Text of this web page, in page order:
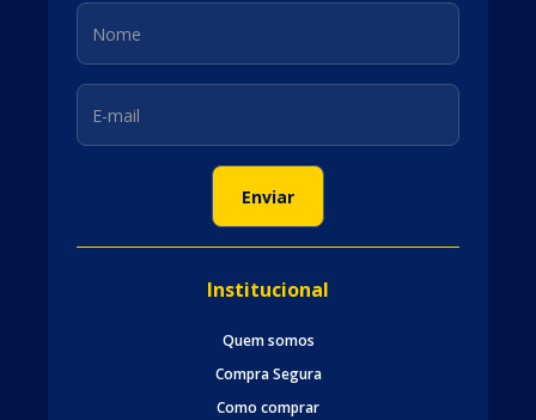
Institucional
Quem somos
Compra Segura
Como comprar